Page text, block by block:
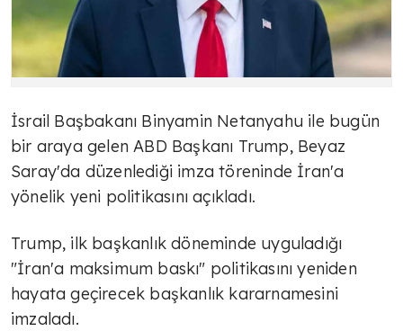
İsrail Başbakanı Binyamin Netanyahu ile bugün
bir araya gelen ABD Başkanı Trump, Beyaz
Saray'da düzenlediği imza töreninde İran'a
yönelik yeni politikasını açıkladı.
Trump, ilk başkanlık döneminde uyguladığı
"İran'a maksimum baskı" politikasını yeniden
hayata geçirecek başkanlık kararnamesini
imzaladı.